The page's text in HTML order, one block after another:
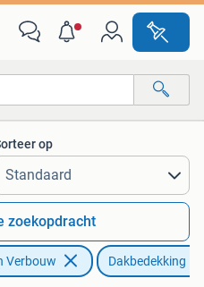
op
zoekopdracht
Verbouw Dakbedekking